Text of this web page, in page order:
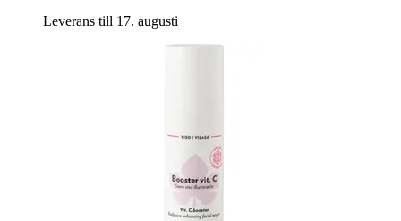
Leverans till 17. augusti